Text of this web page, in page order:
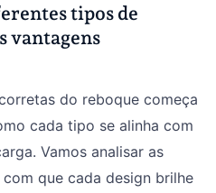
tipos de
vantagens
do reboque começa
cada tipo se alinha com
Vamos analisar as
que cada design brilhe